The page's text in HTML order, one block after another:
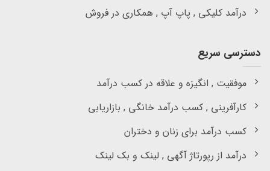
درآمد کلیکی , پاپ آپ , همکاری در فروش
دسترسی سریع
موفقیت , انگیزه و علاقه در کسب درآمد
کارآفرینی , کسب درآمد خانگی , بازاریابی
کسب درآمد برای زنان و دختران
درآمد از رپورتاژ آگهی , لینک و بک لینک